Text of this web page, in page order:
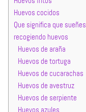
Huevos cocidos
Que significa que sueñes
recogiendo huevos
Huevos de araña
Huevos de tortuga
Huevos de cucarachas
Huevos de avestruz
Huevos de serpiente
Huevos azules